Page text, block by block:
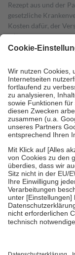
Rezept aus und der
gesetzliche
Kosten dafür, der
mit.
Grundsätzlich leisten
höchstens zehn Euro.
Kosten der Leistung
Diese Regeln gelten
Bei Heilmitteln und
Zuzahlung zehn
Verordnung.
Um das Engagement
stärken und die
fallenkeine
• Kindern und
mit Ausnahme der
• Untersuchungen
GKV getragen werden
• empfohlenen
• Harn- und
getroffen, um